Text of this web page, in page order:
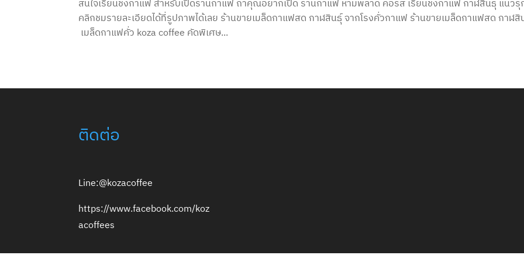
สนใจเรียนชงกาแฟ สำหรับเปิดร้านกาแฟ ถ้าคุณอยากเปิด ร้านกาแฟ ห้ามพลาด คอร์ส เรียนชงกาแฟ กาฬสินธุ์ แนวรุ
คลิกชมรายละเอียดได้ที่รูปภาพได้เลย ร้านขายเมล็ดกาแฟสด กาฬสินธุ์ จากโรงคั่วกาแฟ ร้านขายเมล็ดกาแฟสด กาฬสิ
เมล็ดกาแฟคั่ว koza coffee คัดพิเศษ...
ติดต่อ
Line:@kozacoffee
https://www.facebook.com/koz
acoffees